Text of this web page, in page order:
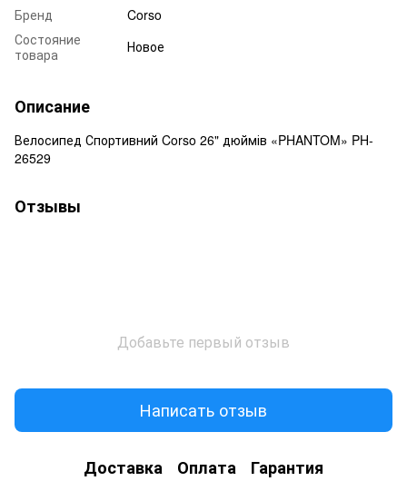
Бренд
Corso
Состояние
товара
Новое
Описание
Велосипед Спортивний Corso 26" дюймів «PHANTOM» PH-
26529
Отзывы
Добавьте первый отзыв
Написать отзыв
Доставка Оплата Гарантия